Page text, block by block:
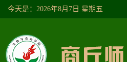
今天是：2026年8月7日 星期五